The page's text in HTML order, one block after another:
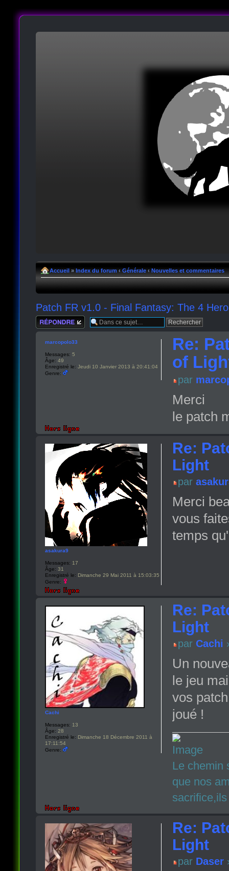
Accueil » Index du forum ‹ Générale ‹ Nouvelles et commentaires
Patch FR v1.0 - Final Fantasy: The 4
Répondre
Re:
of
par
Merci
le patch
marcopolo33
Messages: 5
Âge: 49
Enregistré le: Jeudi 10 Janvier 2013 à 20:41:04
Genre:
Re:
Light
par
Merci
vous
temps
asakura9
Messages: 17
Âge: 31
Enregistré le: Dimanche 29 Mai 2011 à 15:03:35
Genre:
Re:
Light
par Cachi
Un
le jeu
vos
joué !
Le chemin
que nos
Cachi
Messages: 13
Âge: 28
Enregistré le: Dimanche 18 Décembre 2011 à
17:11:54
Genre:
Re:
Light
par Daser